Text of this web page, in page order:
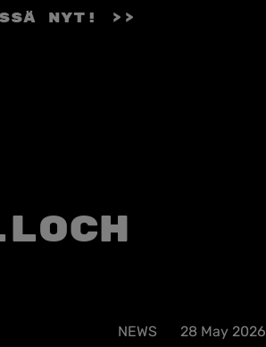
nyt! >>
NEWS 28 May 2026